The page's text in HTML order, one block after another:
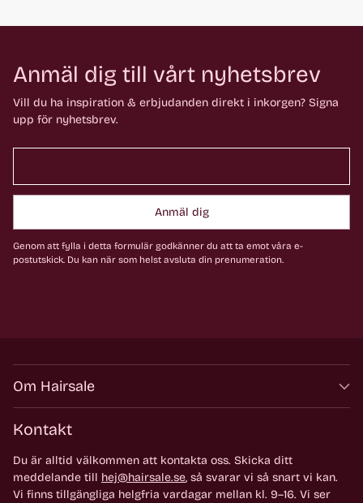
Anmäl dig till vårt nyhetsbrev
Vill du ha inspiration & erbjudanden direkt i inkorgen? Signa
upp för nyhetsbrev.
Anmäl dig
Genom att fylla i detta formulär godkänner du att ta emot våra e-
postutskick. Du kan när som helst avsluta din prenumeration.
Om Hairsale
Kontakt
Du är alltid välkommen att kontakta oss. Skicka ditt
meddelande till hej@hairsale.se, så svarar vi så snart vi kan.
Vi finns tillgängliga helgfria vardagar mellan kl. 9–16. Vi ser